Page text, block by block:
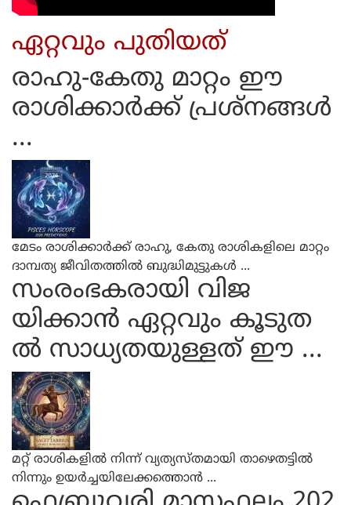
ഏറ്റവും പുതിയത്
രാഹു-കേതു മാറ്റം ഈ
രാശിക്കാര്‍ക്ക് പ്രശ്നങ്ങള്‍
...
മേടം രാശിക്കാര്‍ക്ക് രാഹു, കേതു രാശികളിലെ മാറ്റം
ദാമ്പത്യ ജീവിതത്തില്‍ ബുദ്ധിമുട്ടുകള്‍ ...
സംരംഭകരായി വിജ
യിക്കാന്‍ ഏറ്റവും കൂടുത
ല്‍ സാധ്യതയുള്ളത് ഈ ...
മറ്റ് രാശികളില്‍ നിന്ന് വ്യത്യസ്തമായി താഴെതട്ടില്‍
നിന്നും ഉയര്‍ച്ചയിലേക്കത്തൊന്‍ ...